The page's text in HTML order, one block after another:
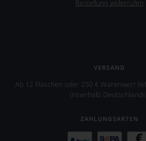
Bestellung widerrufen
VERSAND
Ab 12 Flaschen oder 250 € Warenwert
(innerhalb
ZAHLUNGSARTEN